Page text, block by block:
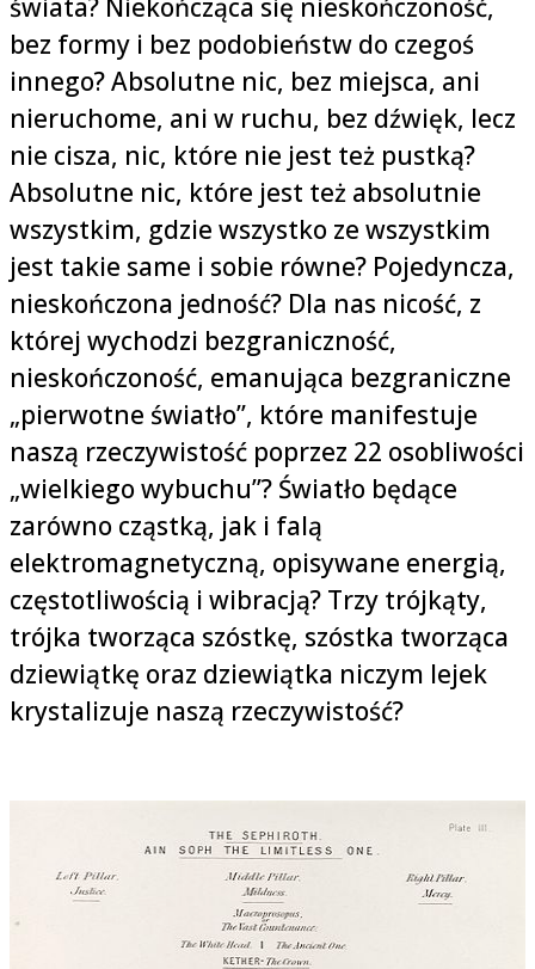
świata? Niekończąca się nieskończoność,
bez formy i bez podobieństw do czegoś
innego? Absolutne nic, bez miejsca, ani
nieruchome, ani w ruchu, bez dźwięk, lecz
nie cisza, nic, które nie jest też pustką?
Absolutne nic, które jest też absolutnie
wszystkim, gdzie wszystko ze wszystkim
jest takie same i sobie równe? Pojedyncza,
nieskończona jedność? Dla nas nicość, z
której wychodzi bezgraniczność,
nieskończoność, emanująca bezgraniczne
„pierwotne światło”, które manifestuje
naszą rzeczywistość poprzez 22 osobliwości
„wielkiego wybuchu”? Światło będące
zarówno cząstką, jak i falą
elektromagnetyczną, opisywane energią,
częstotliwością i wibracją? Trzy trójkąty,
trójka tworząca szóstkę, szóstka tworząca
dziewiątkę oraz dziewiątka niczym lejek
krystalizuje naszą rzeczywistość?